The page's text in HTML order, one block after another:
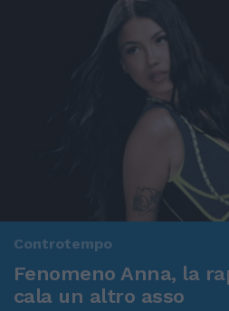
Controtempo
Fenomeno Anna, la
cala un altro asso